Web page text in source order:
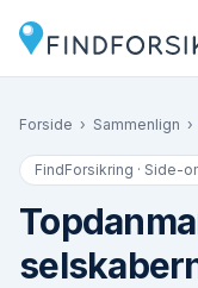
Forside › Sammenlign ›
FindForsikring · Side-